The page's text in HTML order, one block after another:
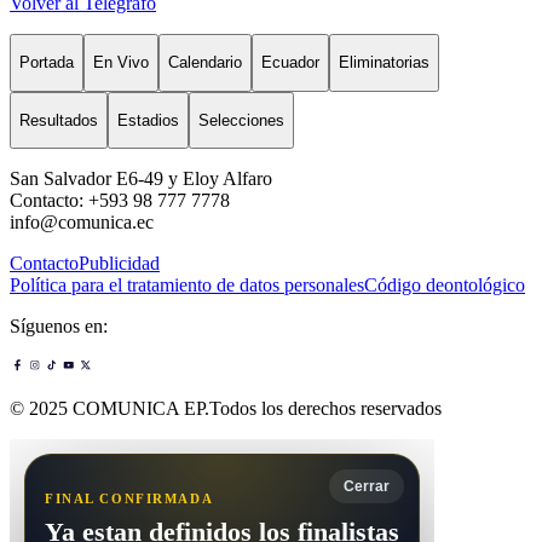
Portada En Vivo Calendario Ecuador Eliminatorias
Resultados Estadios Selecciones
San Salvador E6-49 y Eloy Alfaro
Contacto: +593 98 777 7778
info@comunica.ec
ContactoPublicidad
Política para el tratamiento de datos personalesCódigo deontológico
Síguenos en:
© 2025 COMUNICA EP.Todos los derechos reservados
Cerrar
FINAL CONFIRMADA
Ya estan definidos los finalistas